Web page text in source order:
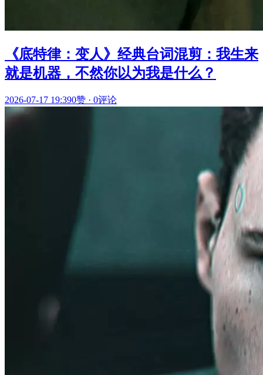
《底特律：变人》经典台词混剪：我生来
就是机器，不然你以为我是什么？
2026-07-17 19:390赞 · 0评论